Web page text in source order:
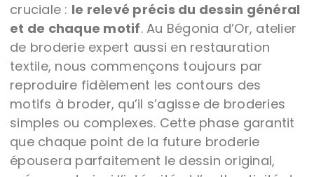
cruciale : le relevé précis du dessin général
et de chaque motif. Au Bégonia d’Or, atelier
de broderie expert aussi en restauration
textile, nous commençons toujours par
reproduire fidèlement les contours des
motifs à broder, qu’il s’agisse de broderies
simples ou complexes. Cette phase garantit
que chaque point de la future broderie
épousera parfaitement le dessin original,